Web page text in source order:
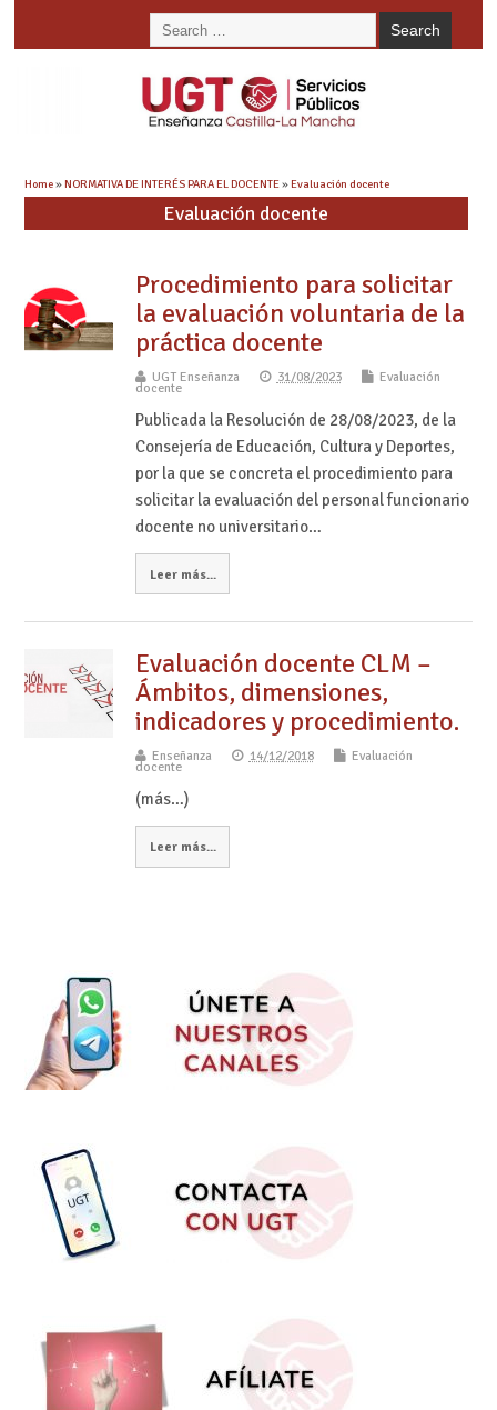
Home»NORMATIVA DE INTERÉS PARA EL DOCENTE»Evaluación docente
Evaluación docente
Procedimiento para solicitar
la evaluación voluntaria de la
práctica docente
UGT Enseñanza 31/08/2023 Evaluación
docente
Publicada la Resolución de 28/08/2023, de la
Consejería de Educación, Cultura y Deportes,
por la que se concreta el procedimiento para
solicitar la evaluación del personal funcionario
docente no universitario…
Leer más...
Evaluación docente CLM –
Ámbitos, dimensiones,
indicadores y procedimiento.
Enseñanza 14/12/2018 Evaluación
docente
(más…)
Leer más...